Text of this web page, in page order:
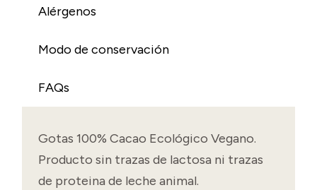
Alérgenos
Modo de conservación
FAQs
Gotas 100% Cacao Ecológico Vegano.
Producto sin trazas de lactosa ni trazas
de proteina de leche animal.